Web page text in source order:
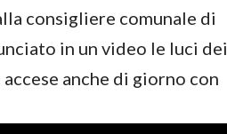
consigliere comunale di
in un video le luci dei
anche di giorno con